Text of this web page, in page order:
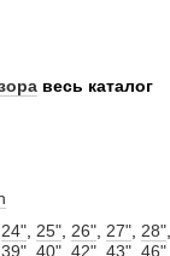
весь каталог
24" 25" 26" 27" 28"
39" 40" 42" 43" 46"